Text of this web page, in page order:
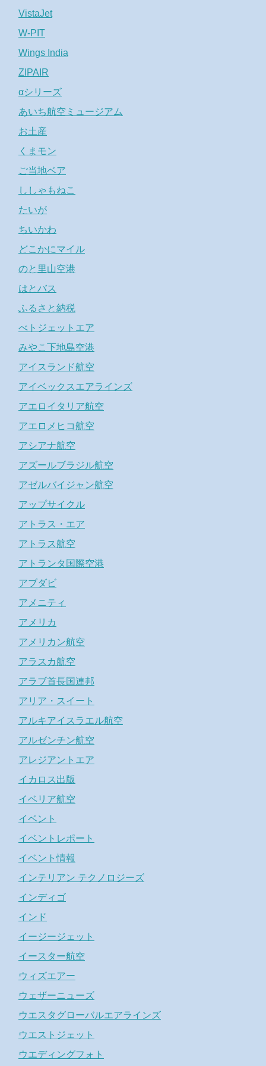
VistaJet
W-PIT
Wings India
ZIPAIR
αシリーズ
あいち航空ミュージアム
お土産
くまモン
ご当地ベア
ししゃもねこ
たいが
ちいかわ
どこかにマイル
のと里山空港
はとバス
ふるさと納税
べトジェットエア
みやこ下地島空港
アイスランド航空
アイベックスエアラインズ
アエロイタリア航空
アエロメヒコ航空
アシアナ航空
アズールブラジル航空
アゼルバイジャン航空
アップサイクル
アトラス・エア
アトラス航空
アトランタ国際空港
アブダビ
アメニティ
アメリカ
アメリカン航空
アラスカ航空
アラブ首長国連邦
アリア・スイート
アルキアイスラエル航空
アルゼンチン航空
アレジアントエア
イカロス出版
イベリア航空
イベント
イベントレポート
イベント情報
インテリアン テクノロジーズ
インディゴ
インド
イージージェット
イースター航空
ウィズエアー
ウェザーニューズ
ウエスタグローバルエアラインズ
ウエストジェット
ウエディングフォト